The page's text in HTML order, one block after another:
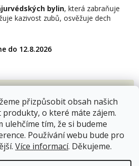
přizpůsobit obsah našich
o které máte zájem.
ulehčíme tím, že si budeme
Používání webu bude pro
Více informací. Děkujeme.
12.8.2026
bylin, která zabraňuje
kazivost zubů, osvěžuje dech
129 Kč
Měrná
cena:
Přidat do košíku